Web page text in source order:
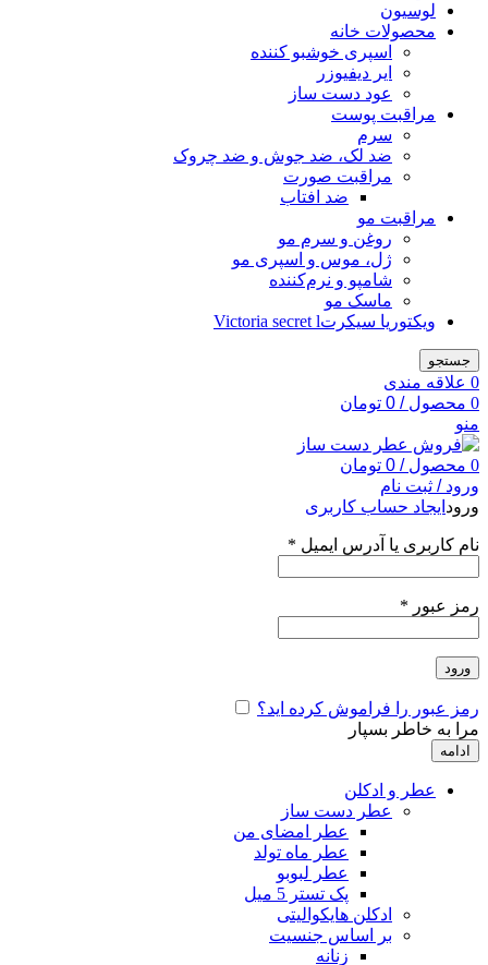
لوسیون
محصولات خانه
اسپری خوشبو کننده
ایر دیفیوزر
عود دست ساز
مراقبت پوست
سرم
ضد لک، ضد جوش و ضد چروک
مراقبت صورت
ضد افتاب
مراقبت مو
روغن و سرم مو
ژل، موس و اسپری مو
شامپو و نرم‌کننده
ماسک مو
ویکتوریا سیکرتVictoria secret l
جستجو
0 علاقه مندی
0 محصول /
0 تومان
منو
0 محصول /
0 تومان
ورود / ثبت نام
ورود ایجاد حساب کاربری
نام کاربری یا آدرس ایمیل *
رمز عبور *
ورود
رمز عبور را فراموش کرده اید؟
مرا به خاطر بسپار
ادامه
عطر و ادکلن
عطر دست ساز
عطر امضای من
عطر ماه تولد
عطر لبوبو
پک تستر 5 میل
ادکلن هایکوالیتی
بر اساس جنسیت
زنانه